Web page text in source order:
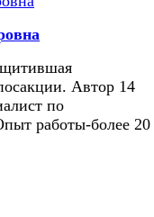
Автор 14
по
работы-более 20